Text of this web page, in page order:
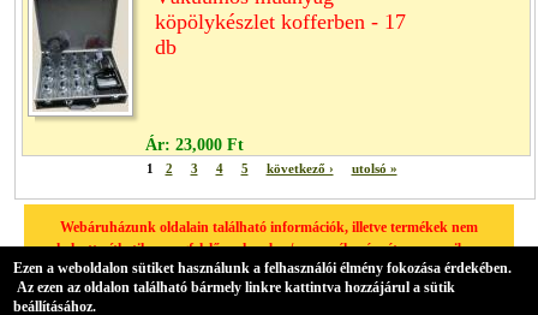
köpölykészlet kofferben - 17
db
Ár: 23,000 Ft
1 2 3 4 5 következő › utolsó »
Webáruházunk oldalain található információk, illetve termékek nem
helyettesíthetik a megfelelő szakember/orvos véleményét, amennyiben
egészségügyi problémája van, kérjük minden esetben forduljon
háziorvosához.
Ezen a weboldalon sütiket használunk a felhasználói élmény fokozása érdekében.
Az ezen az oldalon található bármely linkre kattintva hozzájárul a sütik
beállításához.